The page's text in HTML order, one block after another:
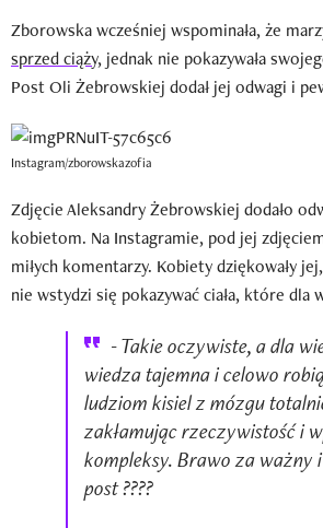
Zborowska wcześniej wspominała, że
sprzed ciąży, jednak nie pokazywała
Post Oli Żebrowskiej dodał jej odwagi i
Instagram/zborowskazofia
Zdjęcie Aleksandry Żebrowskiej dodało
kobietom. Na Instagramie, pod jej
miłych komentarzy. Kobiety dziękowały
nie wstydzi się pokazywać ciała, które dla
- Takie oczywiste, a dla
wiedza tajemna i celowo
ludziom kisiel z mózgu
zakłamując rzeczywistość i
kompleksy. Brawo za ważny
post ????